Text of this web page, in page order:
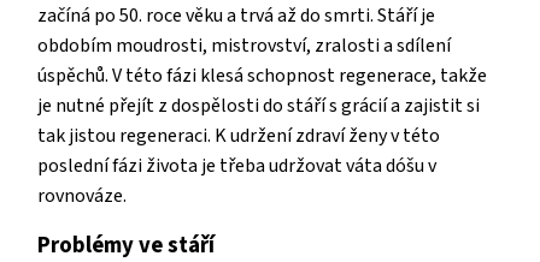
začíná po 50. roce věku a trvá až do smrti. Stáří je
obdobím moudrosti, mistrovství, zralosti a sdílení
úspěchů. V této fázi klesá schopnost regenerace, takže
je nutné přejít z dospělosti do stáří s grácií a zajistit si
tak jistou regeneraci. K udržení zdraví ženy v této
poslední fázi života je třeba udržovat váta dóšu v
rovnováze.
Problémy ve stáří